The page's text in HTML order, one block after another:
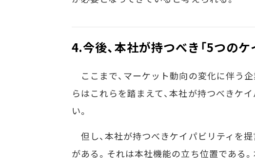
4.今後、本社が持つべき「5つのケ
ここまで、マーケット動向の変化に伴う
らはこれらを踏まえて、本社が持つべきケ
い。
但し、本社が持つべきケイパビリティを
がある。それは本社機能の立ち位置である